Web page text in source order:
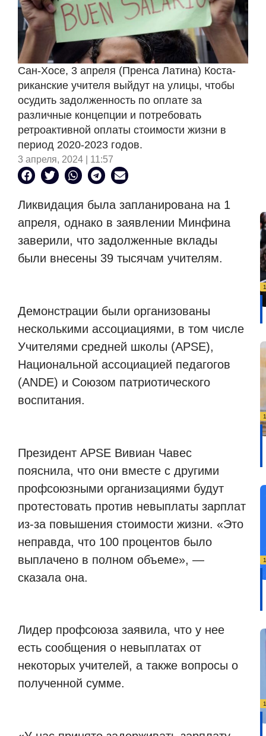
Сан-Хосе, 3 апреля (Пренса Латина) Коста-
риканские учителя выйдут на улицы, чтобы
осудить задолженность по оплате за
различные концепции и потребовать
ретроактивной оплаты стоимости жизни в
период 2020-2023 годов.
3 апреля, 2024 | 11:57
Ликвидация была запланирована на 1
апреля, однако в заявлении Минфина
заверили, что задолженные вклады
были внесены 39 тысячам учителям.
Демонстрации были организованы
несколькими ассоциациями, в том числе
Учителями средней школы (APSE),
Национальной ассоциацией педагогов
(ANDE) и Союзом патриотического
воспитания.
Президент APSE Вивиан Чавес
пояснила, что они вместе с другими
профсоюзными организациями будут
протестовать против невыплаты зарплат
из-за повышения стоимости жизни. «Это
неправда, что 100 процентов было
выплачено в полном объеме», —
сказала она.
Лидер профсоюза заявила, что у нее
есть сообщения о невыплатах от
некоторых учителей, а также вопросы о
полученной сумме.